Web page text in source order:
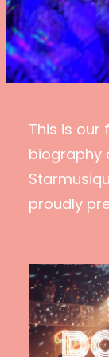
This is our
biography
proudly